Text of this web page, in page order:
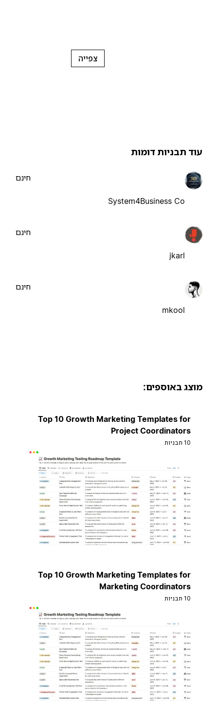
צפייה
תבניות דומות
System4Business Co
mkool
באוספים:
Top 10 Growth Marketing Templates for
Project Coordinators
Top 10 Growth Marketing Templates for
Marketing Coordinators